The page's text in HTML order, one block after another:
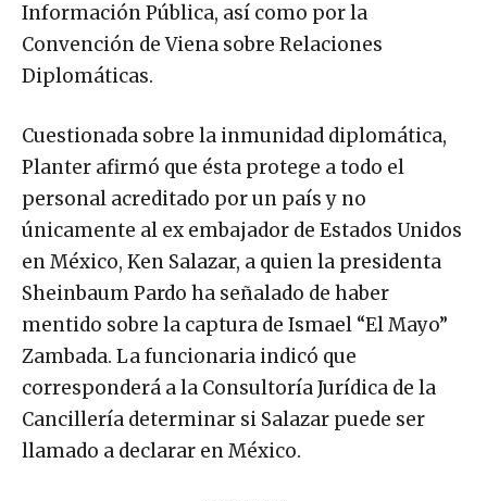
Información Pública, así como por la
Convención de Viena sobre Relaciones
Diplomáticas.
Cuestionada sobre la inmunidad diplomática,
Planter afirmó que ésta protege a todo el
personal acreditado por un país y no
únicamente al ex embajador de Estados Unidos
en México, Ken Salazar, a quien la presidenta
Sheinbaum Pardo ha señalado de haber
mentido sobre la captura de Ismael “El Mayo”
Zambada. La funcionaria indicó que
corresponderá a la Consultoría Jurídica de la
Cancillería determinar si Salazar puede ser
llamado a declarar en México.